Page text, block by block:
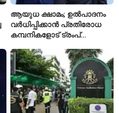
ആയുധ ക്ഷാമം; ഉൽപാദനം
വർധിപ്പിക്കാൻ പ്രതിരോധ
കമ്പനികളോട് ട്രംപ്